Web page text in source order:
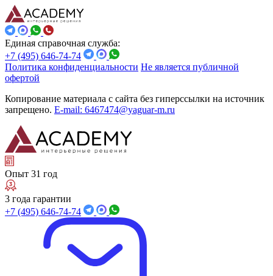
Единая справочная служба:
+7 (495) 646-74-74
Политика конфиденциальности Не является публичной
офертой
Копирование материала с сайта без гиперссылки на источник
запрещено. E-mail: 6467474@yaguar-m.ru
Опыт 31 год
3 года гарантии
+7 (495) 646-74-74